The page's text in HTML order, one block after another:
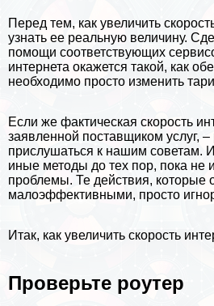
Перед тем, как увеличить
узнать ее реальную величину.
помощи соответствующих
интернета окажется такой, как
необходимо просто изменить
Если же фактическая скорость
заявленной поставщиком услуг,
прислушаться к нашим советам.
иные методы до тех пор, пока не
проблемы. Те действия, которые
малоэффективными, просто
Итак, как увеличить скорость
Проверьте роутер